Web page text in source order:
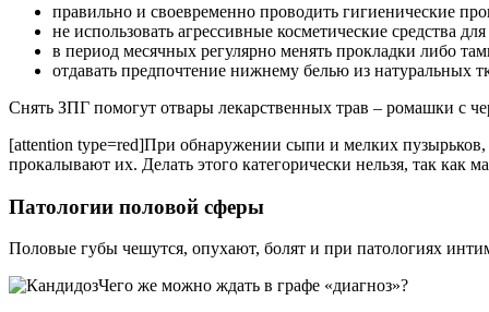
правильно и своевременно проводить гигиенические
не использовать агрессивные косметические средства
в период месячных регулярно менять прокладки либо
отдавать предпочтение нижнему белью из натуральных
Снять ЗПГ помогут отвары лекарственных трав – ромашки с
[attention type=red]При обнаружении сыпи и мелких
прокалывают их. Делать этого категорически нельзя, так как
Патологии половой сферы
Половые губы чешутся, опухают, болят и при патологиях
Чего же можно ждать в графе «диагноз»?